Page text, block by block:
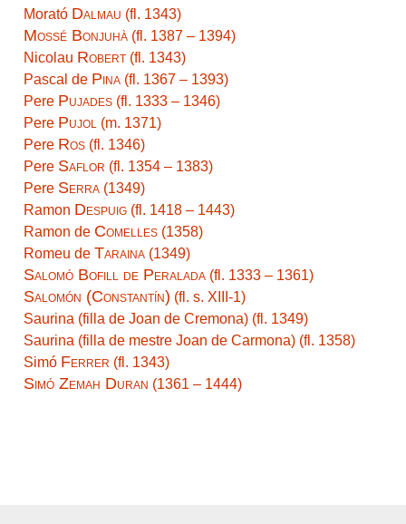
Morató Dalmau (fl. 1343)
Mossé Bonjuhà (fl. 1387 – 1394)
Nicolau Robert (fl. 1343)
Pascal de Pina (fl. 1367 – 1393)
Pere Pujades (fl. 1333 – 1346)
Pere Pujol (m. 1371)
Pere Ros (fl. 1346)
Pere Saflor (fl. 1354 – 1383)
Pere Serra (1349)
Ramon Despuig (fl. 1418 – 1443)
Ramon de Comelles (1358)
Romeu de Taraina (1349)
Salomó Bofill de Peralada (fl. 1333 – 1361)
Salomón (Constantín) (fl. s. XIII-1)
Saurina (filla de Joan de Cremona) (fl. 1349)
Saurina (filla de mestre Joan de Carmona) (fl. 1358)
Simó Ferrer (fl. 1343)
Simó Zemah Duran (1361 – 1444)